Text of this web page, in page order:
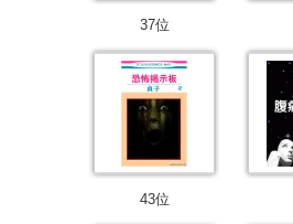
37位
43位